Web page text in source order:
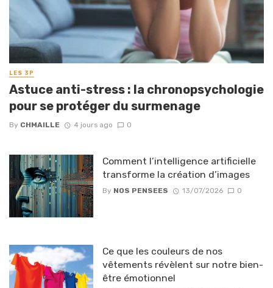
LES 3P
Astuce anti-stress : la chronopsychologie
pour se protéger du surmenage
By CHMAILLE 4 jours ago 0
Comment l’intelligence artificielle
transforme la création d’images
By NOS PENSEES 13/07/2026 0
Ce que les couleurs de nos
vêtements révèlent sur notre bien-
être émotionnel